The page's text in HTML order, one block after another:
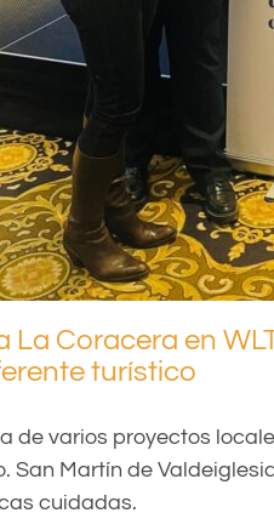
La Coracera en
turístico
de varios proyectos
San Martín de
cuidadas.